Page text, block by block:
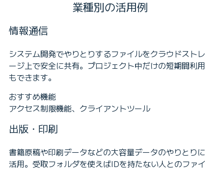
業種別の活用例
情報通信
システム開発でやりとりするファイルをクラウドストレ
ージ上で安全に共有。プロジェクト中だけの短期間利用
もできます。
おすすめ機能
アクセス制限機能、クライアントツール
出版・印刷
書籍原稿や印刷データなどの大容量データのやりとりに
活用。受取フォルダを使えばIDを持たない人とのファイ